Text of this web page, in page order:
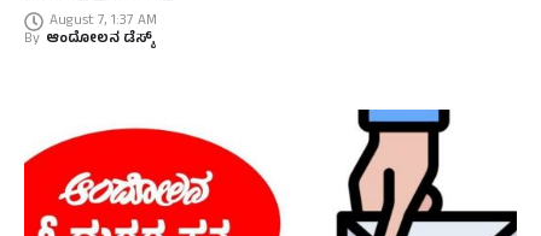
August 7, 1:37 AM
By ಆಂದೋಲನ ಡೆಸ್ಕ್